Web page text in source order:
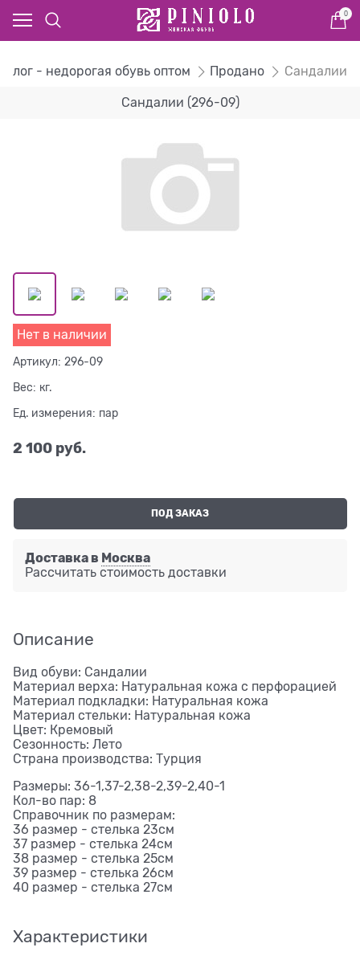
0
- недорогая обувь оптом Продано Сандалии
Сандалии (296-09)
Нет в наличии
Артикул: 296-09
Вес: кг.
Ед. измерения: пар
2 100 руб.
ПОД ЗАКАЗ
Доставка в Москва
Рассчитать стоимость доставки
Описание
Вид обуви: Сандалии
Материал верха: Натуральная кожа с перфорацией
Материал подкладки: Натуральная кожа
Материал стельки: Натуральная кожа
Цвет: Кремовый
Сезонность: Лето
Страна производства: Турция
Размеры: 36-1,37-2,38-2,39-2,40-1
Кол-во пар: 8
Справочник по размерам:
36 размер - стелька 23см
37 размер - стелька 24см
38 размер - стелька 25см
39 размер - стелька 26см
40 размер - стелька 27см
Характеристики